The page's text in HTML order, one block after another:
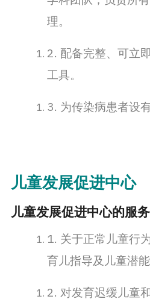
理。
2. 配备完整、可立
工具。
3. 为传染病患者设
儿童发展促进中心
儿童发展促进中心的服务
1. 关于正常儿童行
育儿指导及儿童潜能
2. 对发育迟缓儿童